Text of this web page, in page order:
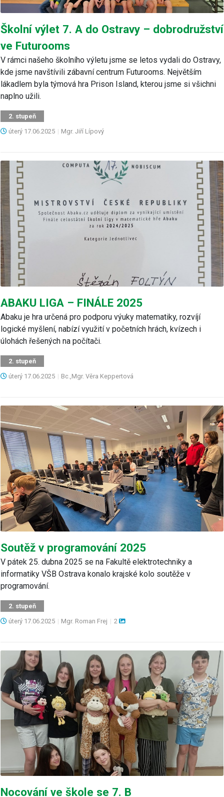
Školní výlet 7. A do Ostravy – dobrodružství
ve Futurooms
V rámci našeho školního výletu jsme se letos vydali do Ostravy,
kde jsme navštívili zábavní centrum Futurooms. Největším
lákadlem byla týmová hra Prison Island, kterou jsme si všichni
naplno užili.
2. stupeň
úterý 17.06.2025 | Mgr. Jiří Lípový
ABAKU LIGA – FINÁLE 2025
Abaku je hra určená pro podporu výuky matematiky, rozvíjí
logické myšlení, nabízí využití v početních hrách, kvízech i
úlohách řešených na počítači.
2. stupeň
úterý 17.06.2025 | Bc.,Mgr. Věra Keppertová
Soutěž v programování 2025
V pátek 25. dubna 2025 se na Fakultě elektrotechniky a
informatiky VŠB Ostrava konalo krajské kolo soutěže v
programování.
2. stupeň
úterý 17.06.2025 | Mgr. Roman Frej | 2
Nocování ve škole se 7. B